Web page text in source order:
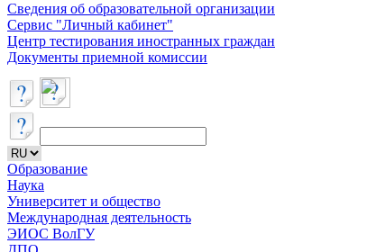
Сведения об образовательной организации
Сервис "Личный кабинет"
Центр тестирования иностранных граждан
Документы приемной комиссии
Образование
Наука
Университет и общество
Международная деятельность
ЭИОС ВолГУ